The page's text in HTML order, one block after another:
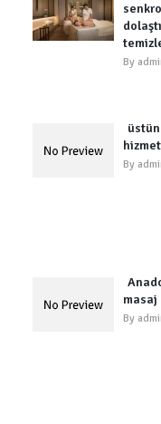
By
By
masaj
By